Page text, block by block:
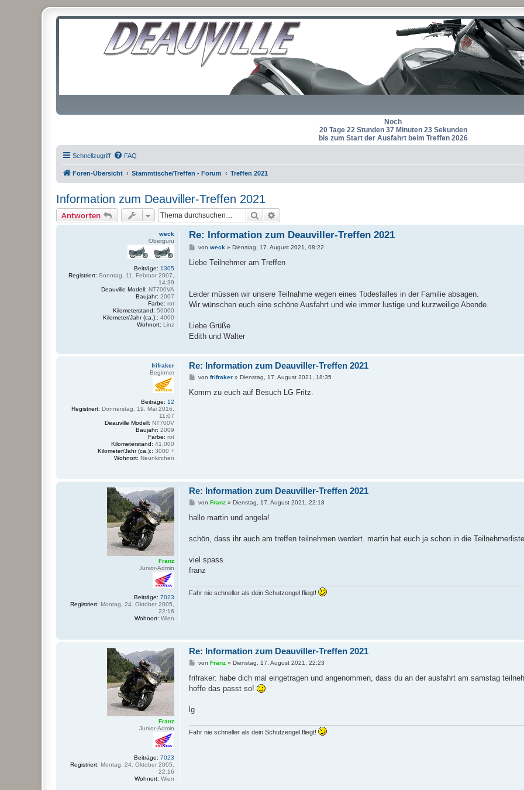
Noch
20 Tage 22 Stunden 37 Minuten 22 Sekunden
bis zum Start der Ausfahrt beim Treffen 2026
Schnellzugriff FAQ
Foren-Übersicht Stammtische/Treffen - Forum Treffen 2021
Information zum Deauviller-Treffen 2021
Antworten Suche
weck
Oberguru
Beiträge: 1305
Registriert: Sonntag, 11. Februar 2007,
14:39
Deauville Modell: NT700VA
Baujahr: 2007
Farbe: rot
Kilometerstand: 56000
Kilometer/Jahr (ca.):: 4000
Wohnort: Linz
Re: Information zum Deauviller-Treffen 2021
B
i
von weck » Dienstag, 17. August 2021, 08:22
Liebe Teilnehmer am Treffen
Leider müssen wir unsere Teilnahme wegen eines Todesfalles in der Familie absagen.
Wir wünschen euch eine schöne Ausfahrt und wie immer lustige und kurzweilige Abende.
Liebe Grüße
Edith und Walter
frifraker
Beginner
Beiträge: 12
Registriert: Donnerstag, 19. Mai 2016,
11:07
Deauville Modell: NT700V
Baujahr: 2009
Farbe: rot
Kilometerstand: 41.000
Kilometer/Jahr (ca.):: 3000 +
Wohnort: Neunkirchen
Re: Information zum Deauviller-Treffen 2021
B
i
von frifraker» Dienstag, 17. August 2021, 18:35
Komm zu euch auf Besuch LG Fritz.
Franz
Junior-Admin
Beiträge: 7023
Registriert: Montag, 24. Oktober 2005,
22:16
Wohnort: Wien
Re: Information zum Deauviller-Treffen 2021
B
i
a
von Franz» Dienstag, 17. August 2021, 22:18
hallo martin und angela!
schön, dass ihr auch am treffen teilnehmen werdert. martin hat euch ja schon in die
viel spass
franz
Fahr nie schneller als dein Schutzengel fliegt!
Franz
Junior-Admin
Beiträge: 7023
Registriert: Montag, 24. Oktober 2005,
22:16
Wohnort: Wien
Re: Information zum Deauviller-Treffen 2021
B
i
r
von Franz» Dienstag, 17. August 2021, 22:23
frifraker: habe dich mal eingetragen und angenommen, dass du an der ausfahrt am samstag
hoffe das passt so!
lg
Fahr nie schneller als dein Schutzengel fliegt!